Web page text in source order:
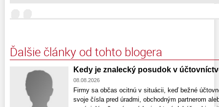
Ďalšie články od tohto blogera
Kedy je znalecký posudok v
08.08.2026
Firmy sa občas ocitnú v situácii, keď bežné
svoje čísla pred úradmi, obchodným partnerom